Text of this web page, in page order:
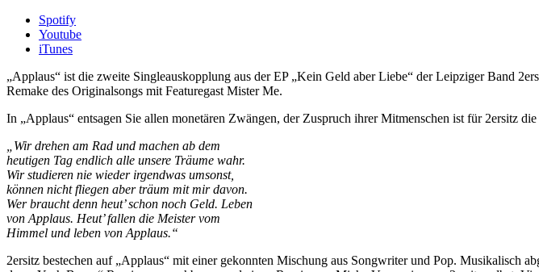
Spotify
Youtube
iTunes
„Applaus“ ist die zweite Singleauskopplung aus der EP „Kein Geld aber Liebe“ der Leipziger Band
Remake des Originalsongs mit Featuregast Mister Me.
In „Applaus“ entsagen Sie allen monetären Zwängen, der Zuspruch ihrer Mitmenschen ist für 2ersitz
„Wir drehen am Rad und machen ab dem
heutigen Tag endlich alle unsere Träume wahr.
Wir studieren nie wieder irgendwas umsonst,
können nicht fliegen aber träum mit mir davon.
Wer braucht denn heut’ schon noch Geld. Leben
von Applaus. Heut’ fallen die Meister vom
Himmel und leben von Applaus.“
2ersitz bestechen auf „Applaus“ mit einer gekonnten Mischung aus Songwriter und Pop. Musikalisch